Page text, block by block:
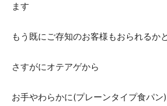
ます
もう既にご存知のお客様もおられるか
さすがにオテアゲから
お手やわらかに(プレーンタイプ食パン